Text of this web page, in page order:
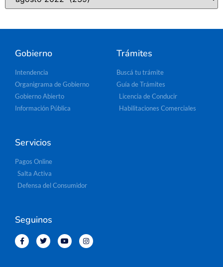
Gobierno
Intendencia
Organigrama de Gobierno
Gobierno Abierto
Información Pública
Trámites
Buscá tu trámite
Guía de Trámites
Licencia de Conducir
Habilitaciones Comerciales
Servicios
Pagos Online
Salta Activa
Defensa del Consumidor
Seguinos